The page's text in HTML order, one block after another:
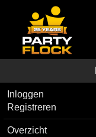
Inloggen
Registreren
Overzicht